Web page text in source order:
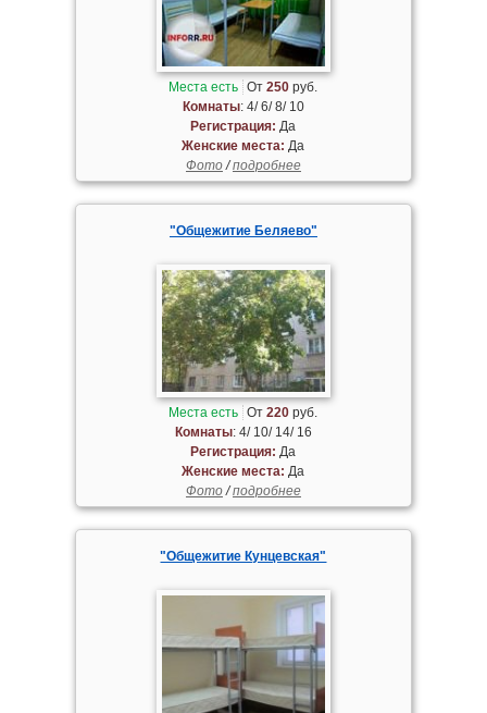
Места есть От250 руб.
Комнаты: 4/ 6/ 8/ 10
Регистрация: Да
Женские места: Да
Фото/подробнее
"Общежитие Беляево"
Места есть От220 руб.
Комнаты: 4/ 10/ 14/ 16
Регистрация: Да
Женские места: Да
Фото/подробнее
"Общежитие Кунцевская"